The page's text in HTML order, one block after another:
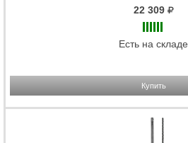
22 309
Есть на складе
Купить